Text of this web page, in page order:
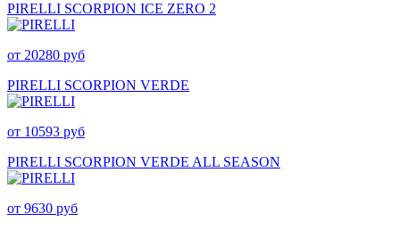
PIRELLI SCORPION ICE ZERO 2
от 20280 руб
PIRELLI SCORPION VERDE
от 10593 руб
PIRELLI SCORPION VERDE ALL SEASON
от 9630 руб